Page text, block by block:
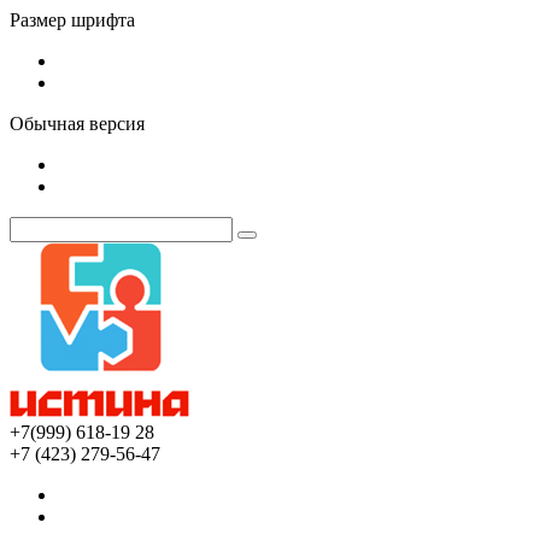
Размер шрифта
Обычная версия
+7(999) 618-19 28
+7 (423) 279-56-47